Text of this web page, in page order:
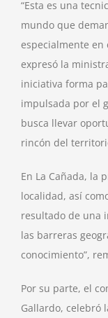
“Esta es una
mundo que
especialmente en
expresó la
iniciativa forma
impulsada por el
busca llevar
rincón del
En La Cañada, la
localidad, así
resultado de una
las barreras
conocimiento”,
Por su parte, el
Gallardo, celebró